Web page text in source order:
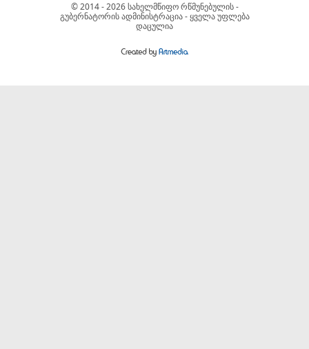
© 2014 - 2026 სახელმწიფო რწმუნებულის -
გუბერნატორის ადმინისტრაცია - ყველა უფლება
დაცულია